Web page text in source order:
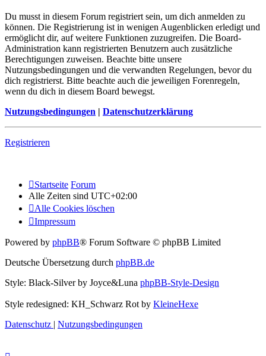
Du musst in diesem Forum registriert sein, um dich anmelden zu
können. Die Registrierung ist in wenigen Augenblicken erledigt und
ermöglicht dir, auf weitere Funktionen zuzugreifen. Die Board-
Administration kann registrierten Benutzern auch zusätzliche
Berechtigungen zuweisen. Beachte bitte unsere
Nutzungsbedingungen und die verwandten Regelungen, bevor du
dich registrierst. Bitte beachte auch die jeweiligen Forenregeln,
wenn du dich in diesem Board bewegst.
Nutzungsbedingungen | Datenschutzerklärung
Registrieren
Startseite Forum
Alle Zeiten sind UTC+02:00
Alle Cookies löschen
Impressum
Powered by phpBB® Forum Software © phpBB Limited
Deutsche Übersetzung durch phpBB.de
Style: Black-Silver by Joyce&Luna phpBB-Style-Design
Style redesigned: KH_Schwarz Rot by KleineHexe
Datenschutz | Nutzungsbedingungen